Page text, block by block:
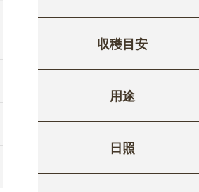
収穫目安
用途
日照